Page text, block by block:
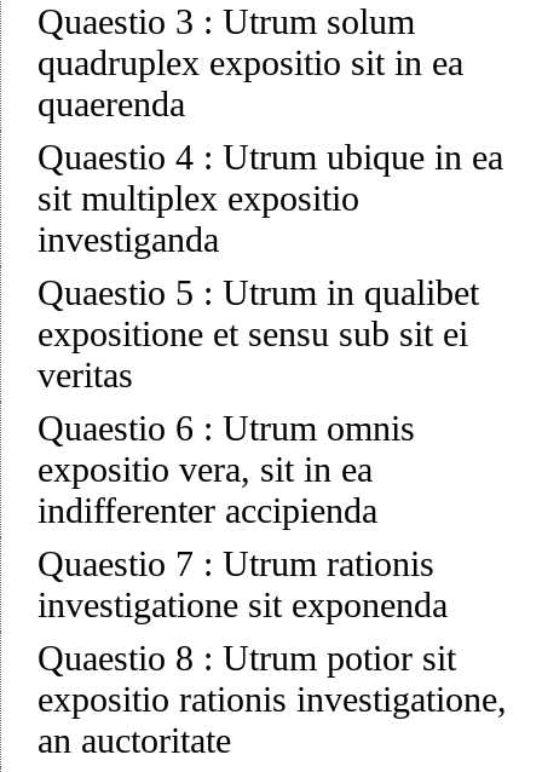
Quaestio 3 : Utrum solum
quadruplex expositio sit in ea
quaerenda
Quaestio 4 : Utrum ubique in ea
sit multiplex expositio
investiganda
Quaestio 5 : Utrum in qualibet
expositione et sensu sub sit ei
veritas
Quaestio 6 : Utrum omnis
expositio vera, sit in ea
indifferenter accipienda
Quaestio 7 : Utrum rationis
investigatione sit exponenda
Quaestio 8 : Utrum potior sit
expositio rationis investigatione,
an auctoritate